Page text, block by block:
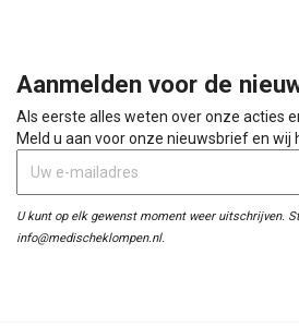
Aanmelden voor de
Als eerste alles weten over onze acties
Meld u aan voor onze nieuwsbrief en wij
U kunt op elk gewenst moment weer uitschrijven.
info@medischeklompen.nl.